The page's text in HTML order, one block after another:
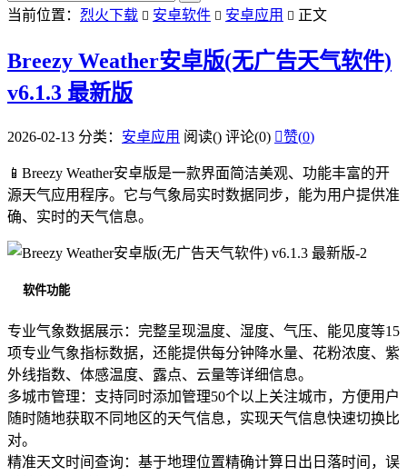
当前位置： 烈火下载  安卓软件  安卓应用  正文
Breezy Weather安卓版(无广告天气软件)
v6.1.3 最新版
2026-02-13 分类： 安卓应用 阅读() 评论(0) 赞(0)
📱Breezy Weather安卓版是一款界面简洁美观、功能丰富的开
源天气应用程序。它与气象局实时数据同步，能为用户提供准
确、实时的天气信息。
软件功能
专业气象数据展示：完整呈现温度、湿度、气压、能见度等15
项专业气象指标数据，还能提供每分钟降水量、花粉浓度、紫
外线指数、体感温度、露点、云量等详细信息。
多城市管理：支持同时添加管理50个以上关注城市，方便用户
随时随地获取不同地区的天气信息，实现天气信息快速切换比
对。
精准天文时间查询：基于地理位置精确计算日出日落时间，误